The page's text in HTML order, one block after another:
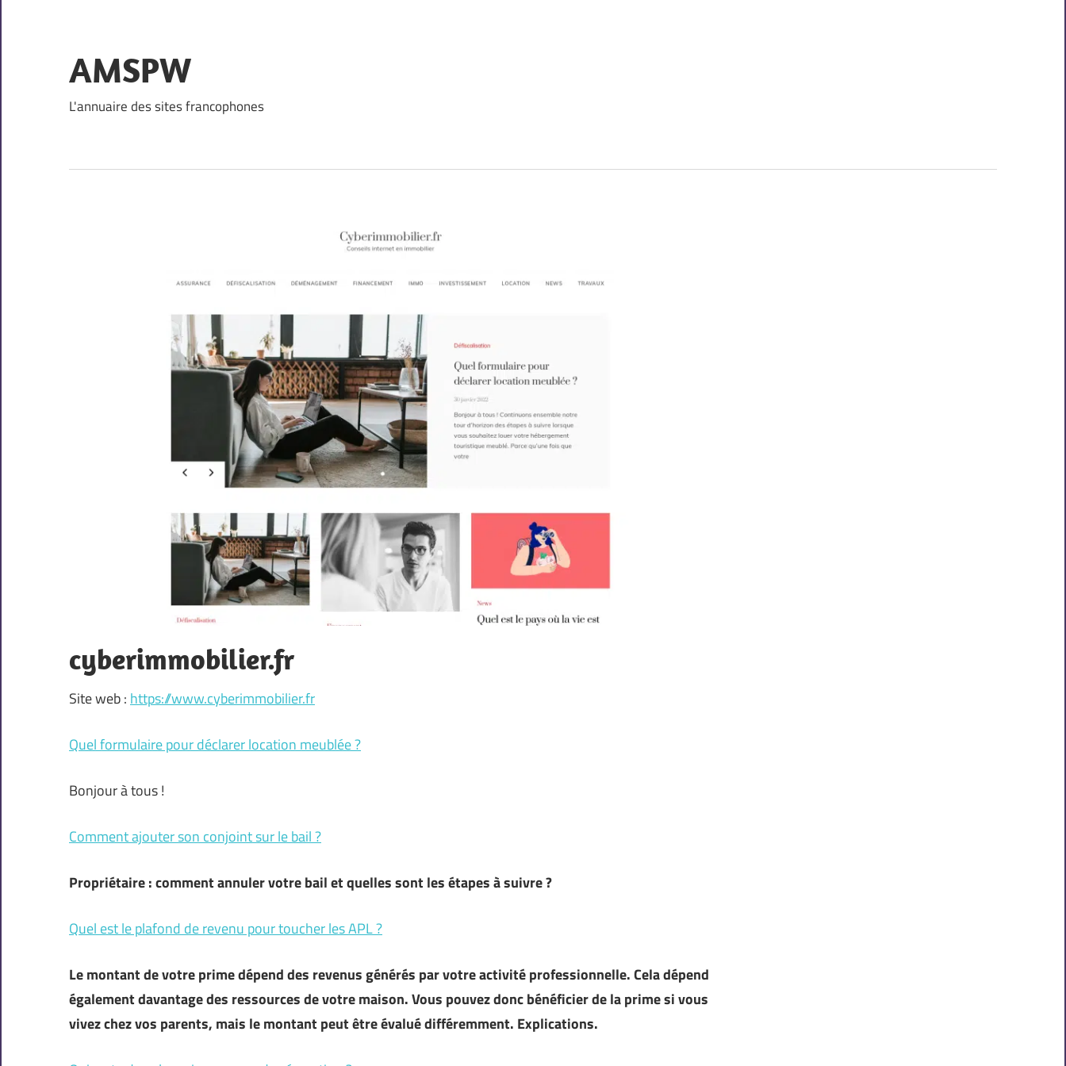
content
AMSPW
L'annuaire des sites francophones
cyberimmobilier.fr
Site web : https://www.cyberimmobilier.fr
Quel formulaire pour déclarer location meublée ?
Bonjour à tous !
Comment ajouter son conjoint sur le bail ?
Propriétaire : comment annuler votre bail et quelles sont les étapes à suivre ?
Quel est le plafond de revenu pour toucher les APL ?
Le montant de votre prime dépend des revenus générés par votre activité professionnelle. Cela dépend
également davantage des ressources de votre maison. Vous pouvez donc bénéficier de la prime si vous
vivez chez vos parents, mais le montant peut être évalué différemment. Explications.